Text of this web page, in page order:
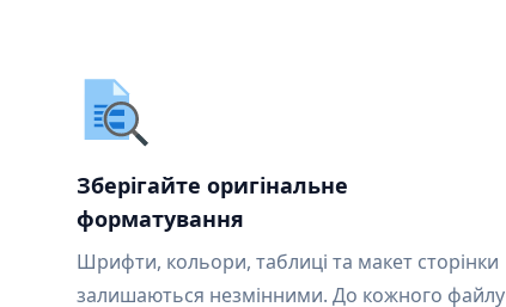
Зберігайте оригінальне
форматування
Шрифти, кольори, таблиці та макет сторінки
залишаються незмінними. До кожного файлу